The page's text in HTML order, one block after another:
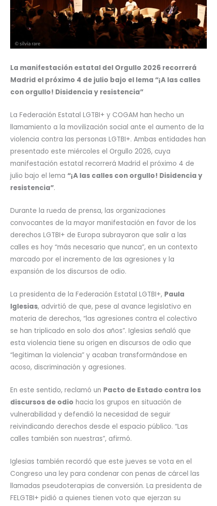
La manifestación estatal del Orgullo 2026 recorrerá
Madrid el próximo 4 de julio bajo el lema “¡A las calles
con orgullo! Disidencia y resistencia”
La Federación Estatal LGTBI+ y COGAM han hecho un
llamamiento a la movilización social ante el aumento de la
violencia contra las personas LGTBI+. Ambas entidades han
presentado este miércoles el Orgullo 2026, cuya
manifestación estatal recorrerá Madrid el próximo 4 de
julio bajo el lema“¡A las calles con orgullo! Disidencia y
resistencia”.
Durante la rueda de prensa, las organizaciones
convocantes de la mayor manifestación en favor de los
derechos LGTBI+ de Europa subrayaron que salir a las
calles es hoy “más necesario que nunca”, en un contexto
marcado por el incremento de las agresiones y la
expansión de los discursos de odio.
La presidenta de la Federación Estatal LGTBI+, Paula
Iglesias, advirtió de que, pese al avance legislativo en
materia de derechos, “las agresiones contra el colectivo
se han triplicado en solo dos años”. Iglesias señaló que
esta violencia tiene su origen en discursos de odio que
“legitiman la violencia” y acaban transformándose en
acoso, discriminación y agresiones.
En este sentido, reclamó un Pacto de Estado contra los
discursos de odio hacia los grupos en situación de
vulnerabilidad y defendió la necesidad de seguir
reivindicando derechos desde el espacio público. “Las
calles también son nuestras”, afirmó.
Iglesias también recordó que este jueves se vota en el
Congreso una ley para condenar con penas de cárcel las
llamadas pseudoterapias de conversión. La presidenta de
FELGTBI+ pidió a quienes tienen voto que ejerzan su